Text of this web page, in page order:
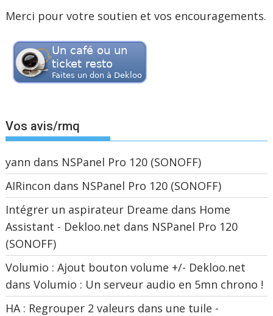
Merci pour votre soutien et vos encouragements.
Vos avis/rmq
yann dans NSPanel Pro 120 (SONOFF)
AIRincon dans NSPanel Pro 120 (SONOFF)
Intégrer un aspirateur Dreame dans Home
Assistant - Dekloo.net dans NSPanel Pro 120
(SONOFF)
Volumio : Ajout bouton volume +/- Dekloo.net
dansVolumio : Un serveur audio en 5mn chrono !
HA : Regrouper 2 valeurs dans une tuile -